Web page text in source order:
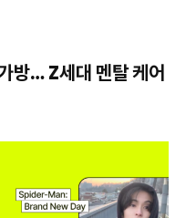
방… Z세대 멘탈 케어